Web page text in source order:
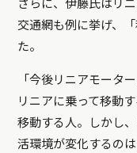
さらに、伊藤氏はリ
交通網も例に挙げ、
た。
「今後リニアモータ
リニアに乗って移動
移動する人。しかし
活環境が変化するの